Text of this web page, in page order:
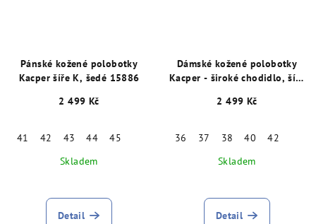
Pánské kožené polobotky
Kacper šíře K, šedé 15886
2 499 Kč
41 42 43 44
45
Skladem
Detail
Dámské kožené polobotky
Kacper - široké chodidlo, šíře
2 499 Kč
36 37 38 40
42
Skladem
Detail